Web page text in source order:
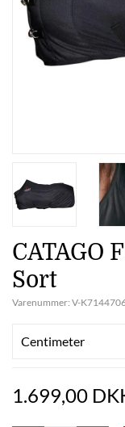
CATAGO
Sort
Varenummer: V-
Centimeter
1.699,00